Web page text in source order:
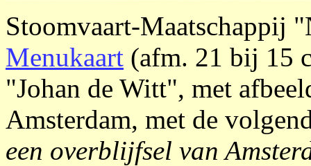
Stoomvaart-Maatschappij
Menukaart (afm. 21 bij 15
"Johan de Witt", met
Amsterdam, met de
een overblijfsel van